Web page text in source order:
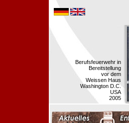
Berufsfeuerwehr in
Bereitstellung
vor dem
Weissen Haus
Washington D.C.
USA
2005